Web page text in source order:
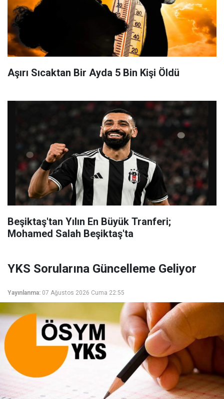
Aşırı Sıcaktan Bir Ayda 5 Bin Kişi Öldü
Beşiktaş'tan Yılın En Büyük Tranferi;
Mohamed Salah Beşiktaş'ta
YKS Sorularına Güncelleme Geliyor
Yayınlanma: 07 Ağustos 2026 Cuma 22:55